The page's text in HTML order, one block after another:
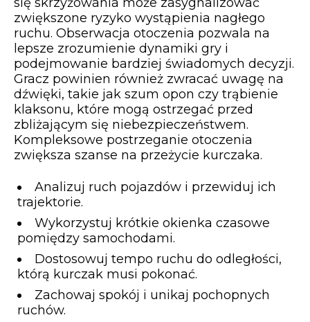
zwiększone ryzyko wystąpienia nagłego
ruchu. Obserwacja otoczenia pozwala na
lepsze zrozumienie dynamiki gry i
podejmowanie bardziej świadomych decyzji.
Gracz powinien również zwracać uwagę na
dźwięki, takie jak szum opon czy trąbienie
klaksonu, które mogą ostrzegać przed
zbliżającym się niebezpieczeństwem.
Kompleksowe postrzeganie otoczenia
zwiększa szanse na przeżycie kurczaka.
Analizuj ruch pojazdów i przewiduj ich
trajektorie.
Wykorzystuj krótkie okienka czasowe
pomiędzy samochodami.
Dostosowuj tempo ruchu do odległości,
którą kurczak musi pokonać.
Zachowaj spokój i unikaj pochopnych
ruchów.